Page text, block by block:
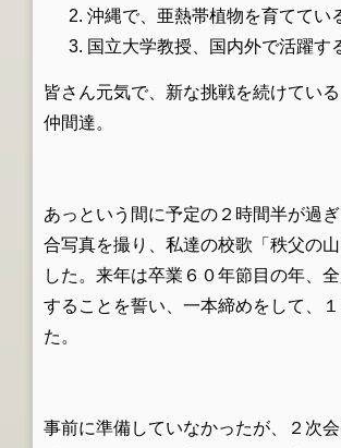
沖縄で、亜熱帯植物を育ててい
国立大学教授、国内外で活躍す
皆さん元気で、新な挑戦を続けてい
仲間達。
あっという間に予定の２時間半が過
合写真を撮り、私達の校歌「秩父の
した。来年は卒業６０年節目の年、
することを誓い、一本締めをして、
た。
事前に準備していなかったが、２次会